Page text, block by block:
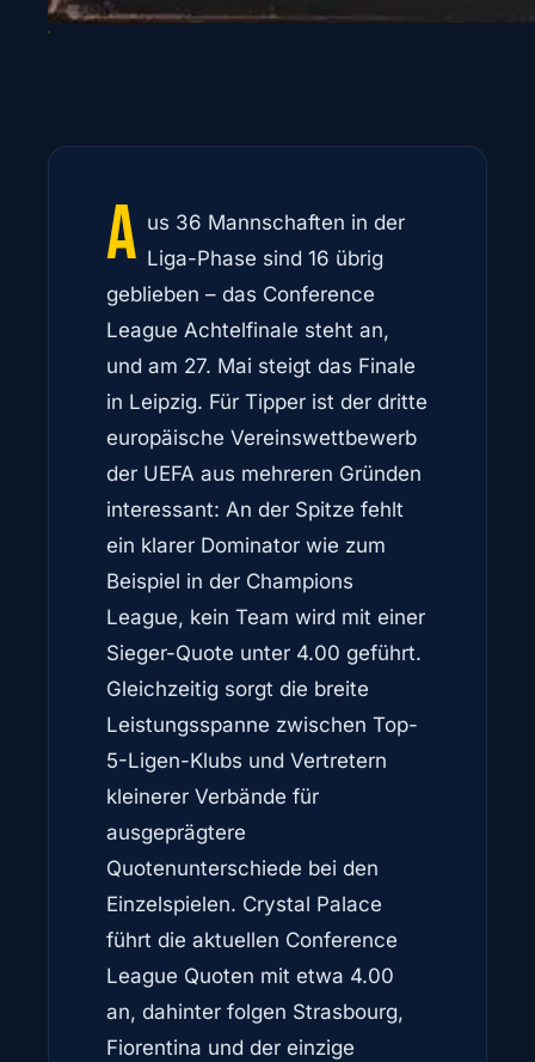
A us 36 Mannschaften in der
Liga-Phase sind 16 übrig
geblieben – das Conference
League Achtelfinale steht an,
und am 27. Mai steigt das Finale
in Leipzig. Für Tipper ist der dritte
europäische Vereinswettbewerb
der UEFA aus mehreren Gründen
interessant: An der Spitze fehlt
ein klarer Dominator wie zum
Beispiel in der Champions
League, kein Team wird mit einer
Sieger-Quote unter 4.00 geführt.
Gleichzeitig sorgt die breite
Leistungsspanne zwischen Top-
5-Ligen-Klubs und Vertretern
kleinerer Verbände für
ausgeprägtere
Quotenunterschiede bei den
Einzelspielen. Crystal Palace
führt die aktuellen Conference
League Quoten mit etwa 4.00
an, dahinter folgen Strasbourg,
Fiorentina und der einzige